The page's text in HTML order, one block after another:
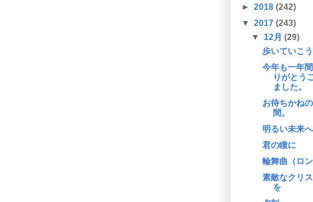
► 2018 (242)
▼ 2017 (243)
▼12月(29)
歩いていこう
今年も一年
りがとう
ました。
お待ちかね
間。
明るい未来へ
君の瞳に
輪舞曲（ロ
素敵なクリ
を